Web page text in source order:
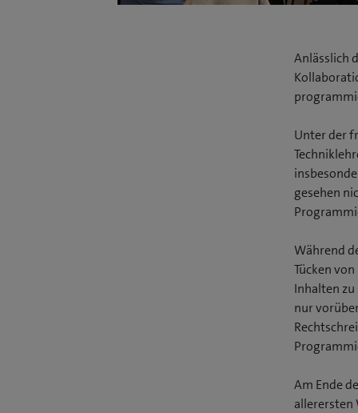
Anlässlich
Unter der
gesehen
Während
Tücken
Inhalten
nur
Am Ende
allerersten